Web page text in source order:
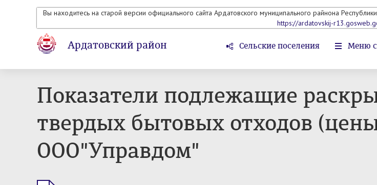
Вы находитесь на старой версии официального сайта Ардатовского муниципального райнона
https://ardatovskij-
Ардатовский район Сельские поселения Меню
Показатели подлежащие
твердых бытовых отходов
ООО"Управдом"